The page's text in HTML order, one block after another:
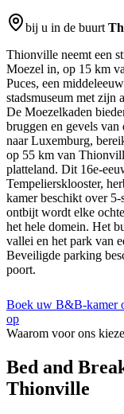
bij u in de buurt
Thionville neemt een
Moezel in, op 15 km
Puces, een
stadsmuseum met zijn
De Moezelkaden
bruggen en gevels
naar Luxemburg,
op 55 km van
platteland. Dit 16e-
Tempeliersklooster,
kamer beschikt over 5-
ontbijt wordt elke
het hele domein. Het
vallei en het park van
Beveiligde parking
poort.
Boek uw B&B-kamer
op
Waarom voor ons
Bed and
Thionville